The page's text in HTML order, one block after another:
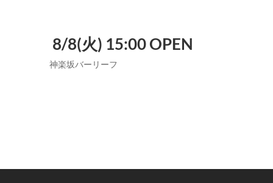
8/8(火) 15:00 OPEN
神楽坂バーリーフ